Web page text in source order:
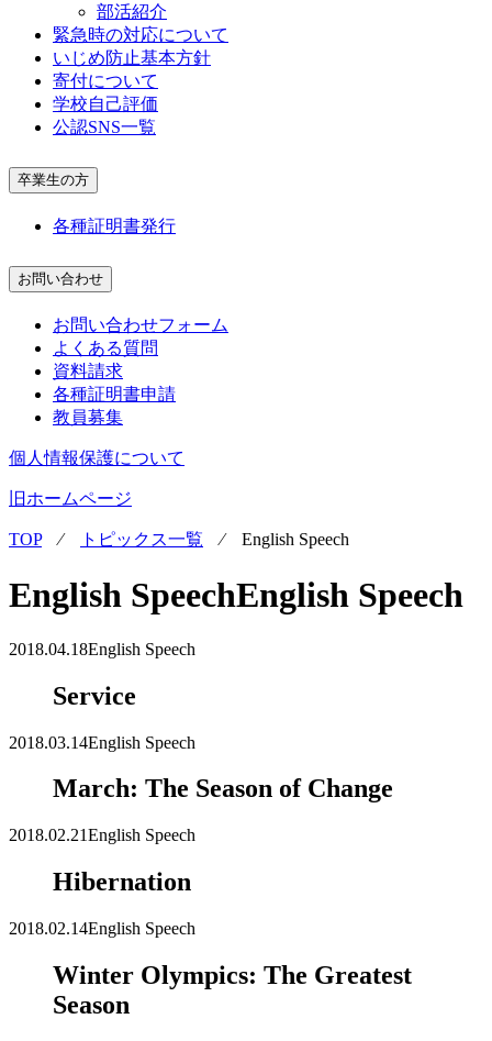
部活紹介
緊急時の対応について
いじめ防止基本方針
寄付について
学校自己評価
公認SNS一覧
卒業生の方
各種証明書発行
お問い合わせ
お問い合わせフォーム
よくある質問
資料請求
各種証明書申請
教員募集
個人情報保護について
旧ホームページ
TOP⁄ トピックス一覧 ⁄ English Speech
English SpeechEnglish Speech
2018.04.18English Speech
Service
2018.03.14English Speech
March: The Season of Change
2018.02.21English Speech
Hibernation
2018.02.14English Speech
Winter Olympics: The Greatest
Season